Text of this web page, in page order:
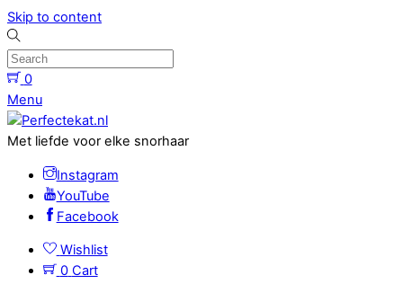
Skip to content
0
Menu
Met liefde voor elke snorhaar
Instagram
YouTube
Facebook
Wishlist
0 Cart